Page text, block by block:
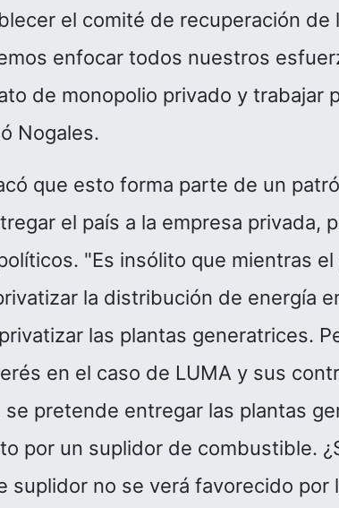
el comité de recuperación de
enfocar todos nuestros
de monopolio privado y trabajar
Nogales.
que esto forma parte de un
el país a la empresa privada,
"Es insólito que mientras
la distribución de energía
las plantas generatrices.
en el caso de LUMA y sus
pretende entregar las plantas
por un suplidor de combustible.
suplidor no se verá favorecido por